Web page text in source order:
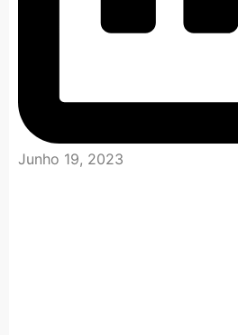
Junho 19, 2023